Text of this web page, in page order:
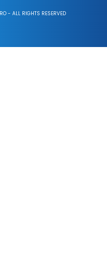
- ALL RIGHTS RESERVED